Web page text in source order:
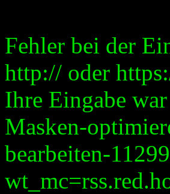
Fehler bei der
http:// oder
Ihre Eingabe
Masken-
bearbeiten-